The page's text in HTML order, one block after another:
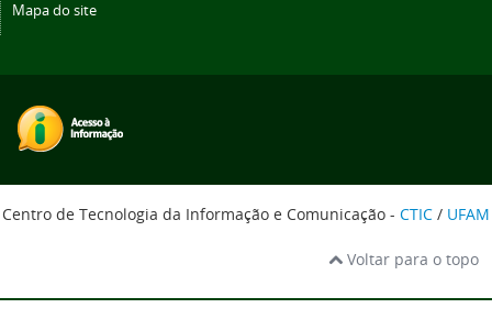
Mapa do site
Centro de Tecnologia da Informação e Comunicação - CTIC / UFAM
Voltar para o topo